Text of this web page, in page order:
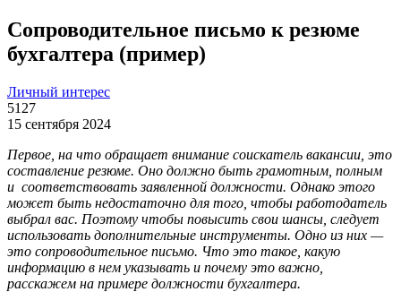
Сопроводительное письмо к резюме
бухгалтера (пример)
Личный интерес
5127
15 сентября 2024
Первое, на что обращает внимание соискатель вакансии, это
составление резюме. Оно должно быть грамотным, полным
и соответствовать заявленной должности. Однако этого
может быть недостаточно для того, чтобы работодатель
выбрал вас. Поэтому чтобы повысить свои шансы, следует
использовать дополнительные инструменты. Одно из них —
это сопроводительное письмо. Что это такое, какую
информацию в нем указывать и почему это важно,
расскажем на примере должности бухгалтера.